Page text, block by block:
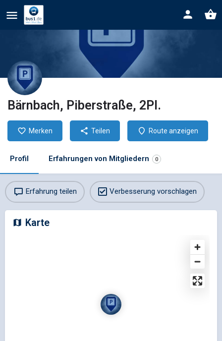
Bärnbach, Piberstraße, 2Pl.
Merken Teilen Route anzeigen
Profil Erfahrungen von Mitgliedern 0
Erfahrung teilen Verbesserung vorschlagen
Karte